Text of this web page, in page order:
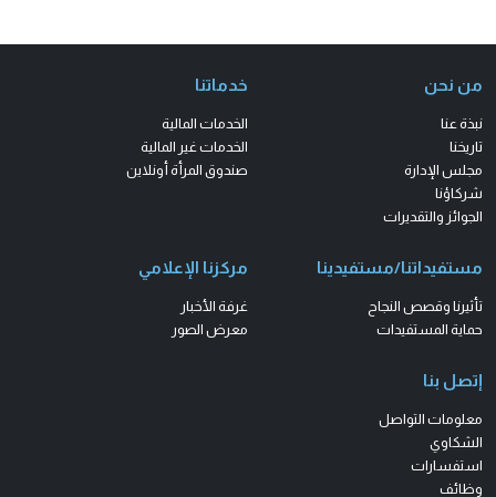
من نحن
نبذة عنا
تاريخنا
مجلس الإدارة
شركاؤنا
الجوائز والتقديرات
خدماتنا
الخدمات المالية
الخدمات غير المالية
صندوق المرأة أونلاين
مستفيداتنا/مستفيدينا
تأثيرنا وقصص النجاح
حماية المستفيدات
مركزنا الإعلامي
غرفة الأخبار
معرض الصور
إتصل بنا
معلومات التواصل
الشكاوي
استفسارات
وظائف